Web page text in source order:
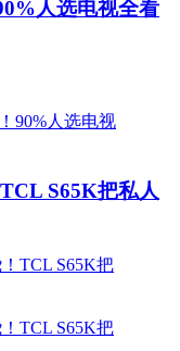
人选电视全看
S65K把私人